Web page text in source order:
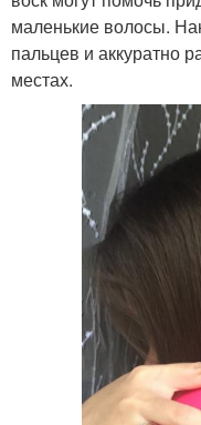
маленькие волосы.
пальцев и аккуратно
местах.